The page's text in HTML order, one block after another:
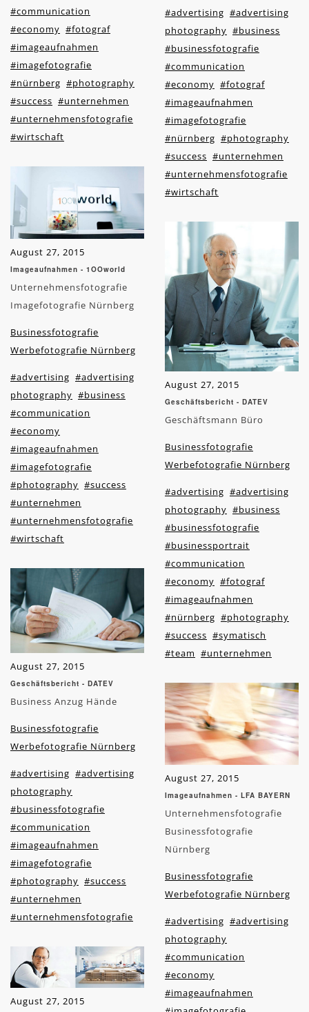
#communication
#economy #fotograf
#imageaufnahmen
#imagefotografie
#nürnberg #photography
#success #unternehmen
#unternehmensfotografie
#wirtschaft
August 27, 2015
Imageaufnahmen - 1OOworld
Unternehmensfotografie
Imagefotografie Nürnberg
Businessfotografie
Werbefotografie Nürnberg
#advertising #advertising
photography #business
#communication
#economy
#imageaufnahmen
#imagefotografie
#photography #success
#unternehmen
#unternehmensfotografie
#wirtschaft
August 27, 2015
Geschäftsbericht - DATEV
Business Anzug Hände
Businessfotografie
Werbefotografie Nürnberg
#advertising #advertising
photography
#businessfotografie
#communication
#imageaufnahmen
#imagefotografie
#photography #success
#unternehmen
#unternehmensfotografie
August 27, 2015
#advertising #advertising
photography #business
#businessfotografie
#communication
#economy #fotograf
#imageaufnahmen
#imagefotografie
#nürnberg #photography
#success #unternehmen
#unternehmensfotografie
#wirtschaft
August 27, 2015
Geschäftsbericht - DATEV
Geschäftsmann Büro
Businessfotografie
Werbefotografie Nürnberg
#advertising #advertising
photography #business
#businessfotografie
#businessportrait
#communication
#economy #fotograf
#imageaufnahmen
#nürnberg #photography
#success #symatisch
#team #unternehmen
August 27, 2015
Imageaufnahmen - LFA BAYERN
Unternehmensfotografie
Businessfotografie
Nürnberg
Businessfotografie
Werbefotografie Nürnberg
#advertising #advertising
photography
#communication
#economy
#imageaufnahmen